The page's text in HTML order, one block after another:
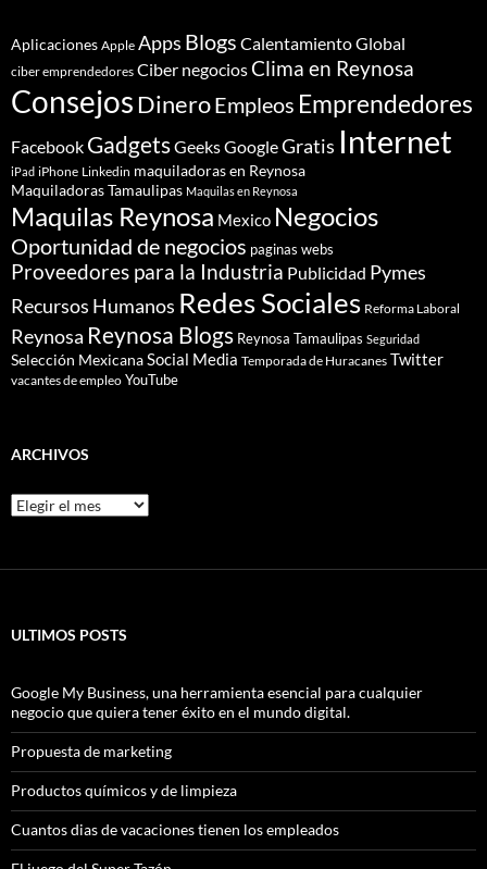
Aplicaciones Apple Apps Blogs Calentamiento Global
ciber emprendedores Ciber negociosClima en Reynosa
ConsejosDineroEmpleos Emprendedores
Facebook GadgetsGeeksGoogleGratis Internet
iPad iPhone Linkedin maquiladoras en Reynosa
Maquiladoras Tamaulipas Maquilas en Reynosa
Maquilas Reynosa Mexico Negocios
Oportunidad de negocios paginas webs
Proveedores para la Industria Publicidad Pymes
Recursos Humanos Redes Sociales Reforma Laboral
Reynosa Reynosa Blogs Reynosa Tamaulipas Seguridad
Selección MexicanaSocial Media Temporada de Huracanes Twitter
vacantes de empleo YouTube
ARCHIVOS
Archivos
ULTIMOS POSTS
Google My Business, una herramienta esencial para cualquier
negocio que quiera tener éxito en el mundo digital.
Propuesta de marketing
Productos químicos y de limpieza
Cuantos dias de vacaciones tienen los empleados